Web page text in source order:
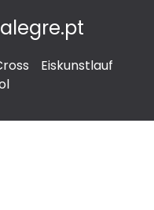
Eiskunstlauf